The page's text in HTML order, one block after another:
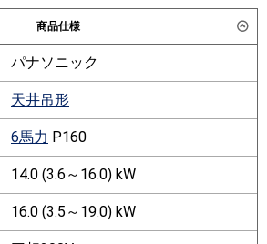
商品仕様
パナソニック
天井吊形
6馬力 P160
14.0 (3.6～16.0) kW
16.0 (3.5～19.0) kW